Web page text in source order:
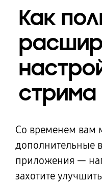
Как
стрима
Со временем вам
дополнительные
приложения —
захотите